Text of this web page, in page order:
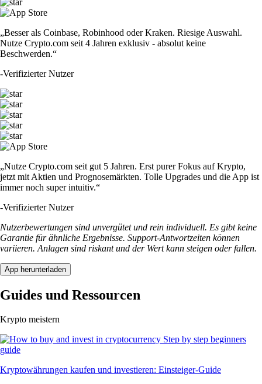
„Besser als Coinbase, Robinhood oder Kraken. Riesige Auswahl.
Nutze Crypto.com seit 4 Jahren exklusiv - absolut keine
Beschwerden.“
-Verifizierter Nutzer
„Nutze Crypto.com seit gut 5 Jahren. Erst purer Fokus auf Krypto,
jetzt mit Aktien und Prognosemärkten. Tolle Upgrades und die App ist
immer noch super intuitiv.“
-Verifizierter Nutzer
Nutzerbewertungen sind unvergütet und rein individuell. Es gibt keine
Garantie für ähnliche Ergebnisse. Support-Antwortzeiten können
variieren. Anlagen sind riskant und der Wert kann steigen oder fallen.
App herunterladen
Guides und Ressourcen
Krypto meistern
Kryptowährungen kaufen und investieren: Einsteiger-Guide